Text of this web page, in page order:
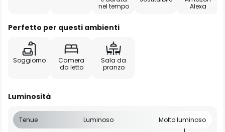
nel tempo
Alexa
Perfetto per questi ambienti
Soggiorno
Camera
da letto
Sala da
pranzo
Luminosità
Tenue Luminoso Molto luminoso